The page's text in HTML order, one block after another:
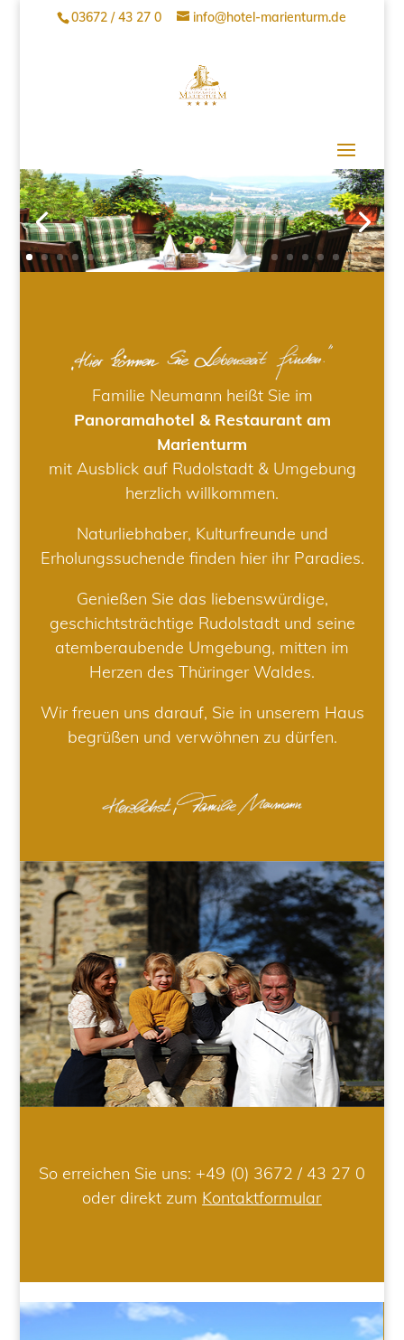
03672 / 43 27 0 info@hotel-marienturm.de
Familie Neumann heißt Sie im
Panoramahotel & Restaurant am
Marienturm
mit Ausblick auf Rudolstadt & Umgebung
herzlich willkommen.
Naturliebhaber, Kulturfreunde und
Erholungssuchende finden hier ihr Paradies.
Genießen Sie das liebenswürdige,
geschichtsträchtige Rudolstadt und seine
atemberaubende Umgebung, mitten im
Herzen des Thüringer Waldes.
Wir freuen uns darauf, Sie in unserem Haus
begrüßen und verwöhnen zu dürfen.
So erreichen Sie uns: +49 (0) 3672 / 43 27 0
oder direkt zum Kontaktformular